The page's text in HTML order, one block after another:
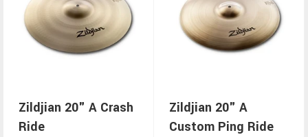
Zildjian 20" A Crash
Ride
Zildjian 20" A
Custom Ping Ride